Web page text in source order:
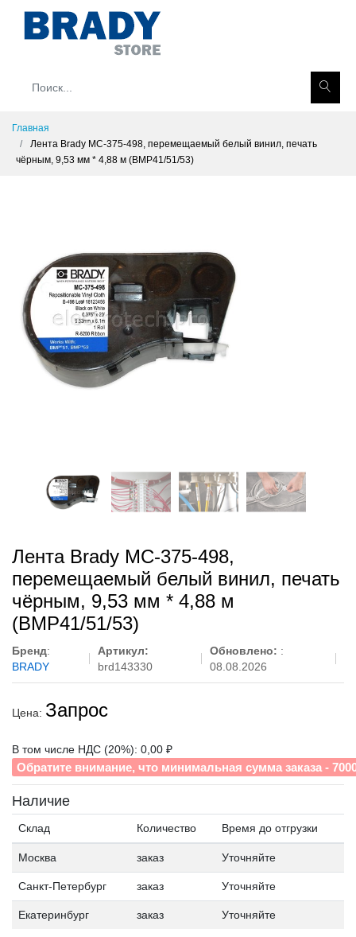
Главная
Лента Brady MC-375-498, перемещаемый белый винил, печать
чёрным, 9,53 мм * 4,88 м (BMP41/51/53)
Лента Brady MC-375-498,
перемещаемый белый винил, печать
чёрным, 9,53 мм * 4,88 м
(BMP41/51/53)
Бренд:
BRADY
Артикул:
brd143330
Обновлено: :
08.08.2026
Цена: Запрос
В том числе НДС (20%): 0,00 ₽
Обратите внимание, что минимальная сумма заказа -
Наличие
Склад Количество Время до отгрузки
Москва заказ Уточняйте
Санкт-Петербург заказ Уточняйте
Екатеринбург заказ Уточняйте